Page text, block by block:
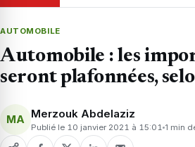
AUTOMOBILE
Automobile : les
seront plafonnées,
MA Merzouk Abdelaziz
Publié le 10 janvier 2021 à 15:01 1 min